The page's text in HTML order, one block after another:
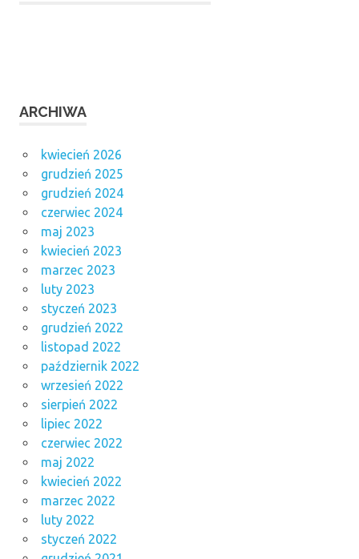
ARCHIWA
kwiecień 2026
grudzień 2025
grudzień 2024
czerwiec 2024
maj 2023
kwiecień 2023
marzec 2023
luty 2023
styczeń 2023
grudzień 2022
listopad 2022
październik 2022
wrzesień 2022
sierpień 2022
lipiec 2022
czerwiec 2022
maj 2022
kwiecień 2022
marzec 2022
luty 2022
styczeń 2022